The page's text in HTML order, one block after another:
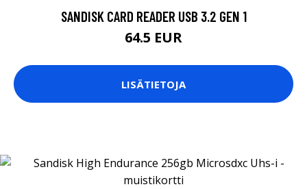
SANDISK CARD READER USB 3.2 GEN 1
64.5 EUR
LISÄTIETOJA